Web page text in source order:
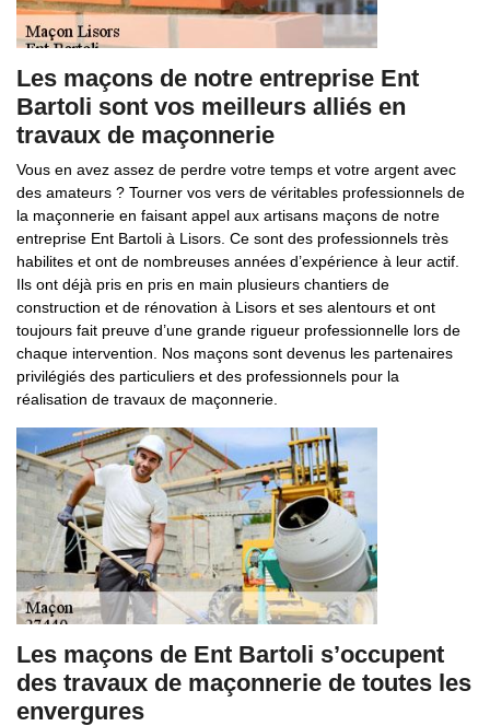
Les maçons de notre entreprise Ent
Bartoli sont vos meilleurs alliés en
travaux de maçonnerie
Vous en avez assez de perdre votre temps et votre argent avec
des amateurs ? Tourner vos vers de véritables professionnels de
la maçonnerie en faisant appel aux artisans maçons de notre
entreprise Ent Bartoli à Lisors. Ce sont des professionnels très
habilites et ont de nombreuses années d’expérience à leur actif.
Ils ont déjà pris en pris en main plusieurs chantiers de
construction et de rénovation à Lisors et ses alentours et ont
toujours fait preuve d’une grande rigueur professionnelle lors de
chaque intervention. Nos maçons sont devenus les partenaires
privilégiés des particuliers et des professionnels pour la
réalisation de travaux de maçonnerie.
Les maçons de Ent Bartoli s’occupent
des travaux de maçonnerie de toutes les
envergures